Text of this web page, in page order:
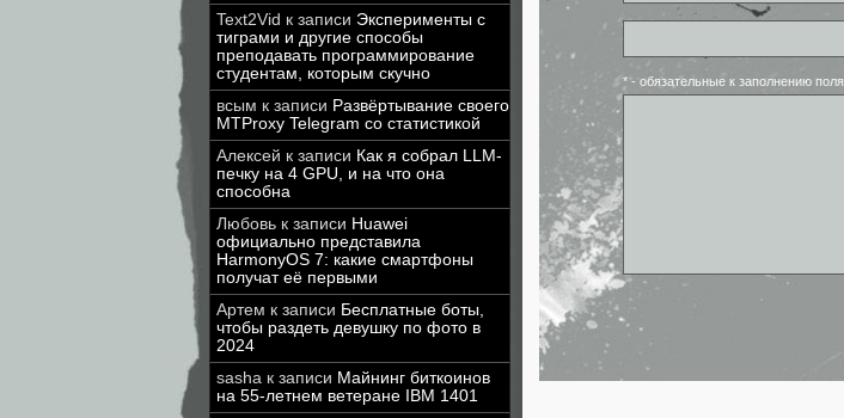
Text2Vid к записи Эксперименты с
тиграми и другие способы
преподавать программирование
студентам, которым скучно
всым к записи Развёртывание своего
MTProxy Telegram со статистикой
Алексей к записи Как я собрал LLM-
печку на 4 GPU, и на что она
способна
Любовь к записи Huawei
официально представила
HarmonyOS 7: какие смартфоны
получат её первыми
Артем к записи Бесплатные боты,
чтобы раздеть девушку по фото в
2024
sasha к записи Майнинг биткоинов
на 55-летнем ветеране IBM 1401
* - обязательные к заполнению поля